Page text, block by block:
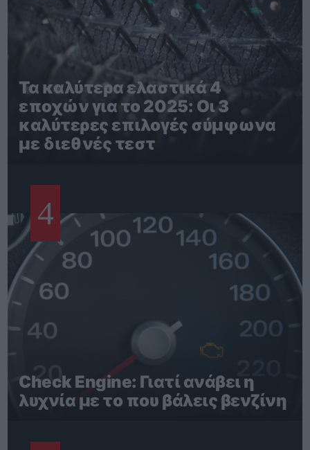
Τα καλύτερα ελαστικά 4
εποχών για το 2025: Οι 3
καλύτερες επιλογές σύμφωνα
με διεθνές τεστ
4
Check Engine: Γιατί ανάβει η
λυχνία με το που βάλεις βενζίνη